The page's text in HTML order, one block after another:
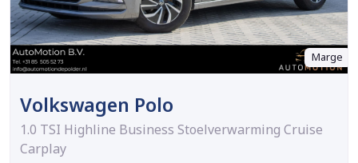
Marge
Volkswagen Polo
1.0 TSI Highline Business Stoelverwarming Cruise
Carplay